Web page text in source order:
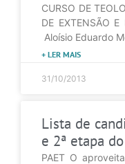
CURSO DE
DE EXTENSÃO E
Aloísio Eduardo
+ LER MAIS
31/10/2013
Lista de
e 2ª etapa
PAET O